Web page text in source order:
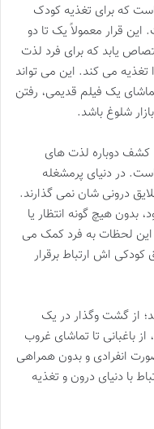
که برای تغذیه کودک
قرار معمولاً یک تا دو
یابد که برای فرد لذت
می کند. این می تواند
یک فیلم قدیمی، رفتن
شلوغ باشد.
کشف دوباره لذت های
در دنیای پرمشغله
درونی شان نمی گذارند.
بدون هیچ گونه انتظار یا
این لحظات به فرد کمک می
اش ارتباط برقرار
از گشت وگذار در یک
باغبانی تا تماشای غروب
انفرادی و بدون همراهی
با دنیای درون و تغذیه